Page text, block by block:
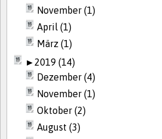
November (1)
April (1)
März (1)
►2019 (14)
Dezember (4)
November (1)
Oktober (2)
August (3)